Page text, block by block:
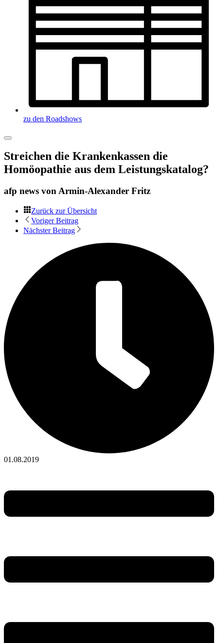
zu den Roadshows
Streichen die Krankenkassen die
Homöopathie aus dem Leistungskatalog?
afp news von Armin-Alexander Fritz
Zurück zur Übersicht
Voriger Beitrag
Nächster Beitrag
01.08.2019